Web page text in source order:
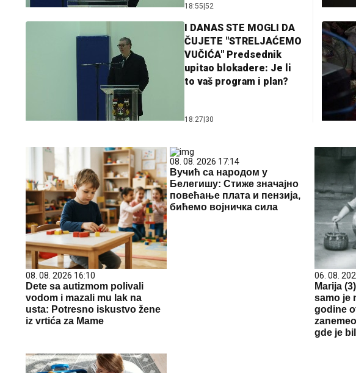
18:55 52
I DANAS STE MOGLI DA
ČUJETE "STRELJAĆEMO
VUČIĆA" Predsednik
upitao blokadere: Je li
to vaš program i plan?
18:27 30
08. 08. 2026 16:10
Dete sa autizmom polivali
vodom i mazali mu lak na
usta: Potresno iskustvo žene
iz vrtića za Mame
08. 08. 2026 17:14
Вучић са народом у
Белегишу: Стиже значајно
повећање плата и пензија,
бићемо војничка сила
06. 08.
Marija
samo je
godine
gde je